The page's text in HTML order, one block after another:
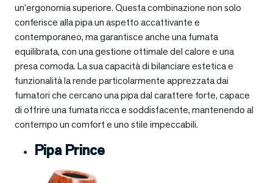
un’ergonomia superiore. Questa combinazione non solo
conferisce alla pipa un aspetto accattivante e
contemporaneo, ma garantisce anche una fumata
equilibrata, con una gestione ottimale del calore e una
presa comoda. La sua capacità di bilanciare estetica e
funzionalità la rende particolarmente apprezzata dai
fumatori che cercano una pipa dal carattere forte, capace
di offrire una fumata ricca e soddisfacente, mantenendo al
contempo un comfort e uno stile impeccabili.
Pipa Prince